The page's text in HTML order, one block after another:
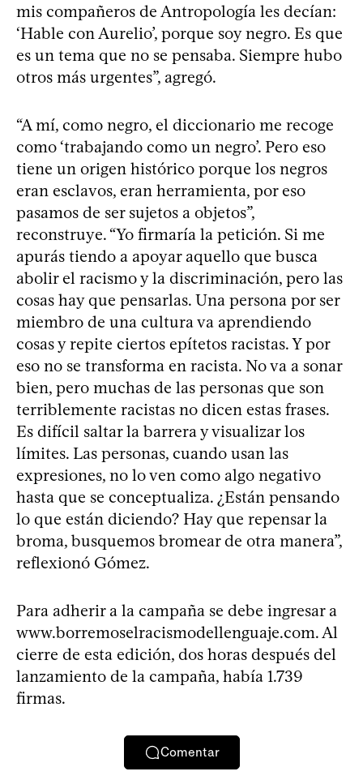
mis compañeros de Antropología les decían:
‘Hable con Aurelio’, porque soy negro. Es que
es un tema que no se pensaba. Siempre hubo
otros más urgentes”, agregó.
“A mí, como negro, el diccionario me recoge
como ‘trabajando como un negro’. Pero eso
tiene un origen histórico porque los negros
eran esclavos, eran herramienta, por eso
pasamos de ser sujetos a objetos”,
reconstruye. “Yo firmaría la petición. Si me
apurás tiendo a apoyar aquello que busca
abolir el racismo y la discriminación, pero las
cosas hay que pensarlas. Una persona por ser
miembro de una cultura va aprendiendo
cosas y repite ciertos epítetos racistas. Y por
eso no se transforma en racista. No va a sonar
bien, pero muchas de las personas que son
terriblemente racistas no dicen estas frases.
Es difícil saltar la barrera y visualizar los
límites. Las personas, cuando usan las
expresiones, no lo ven como algo negativo
hasta que se conceptualiza. ¿Están pensando
lo que están diciendo? Hay que repensar la
broma, busquemos bromear de otra manera”,
reflexionó Gómez.
Para adherir a la campaña se debe ingresar a
www.borremoselracismodellenguaje.com. Al
cierre de esta edición, dos horas después del
lanzamiento de la campaña, había 1.739
firmas.
Comentar